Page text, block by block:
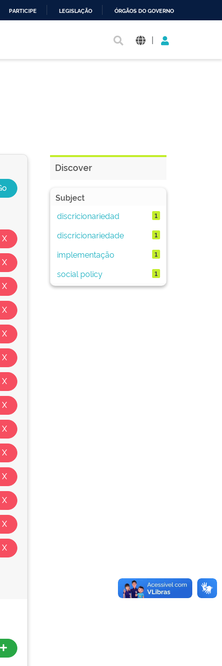
PARTICIPE LEGISLAÇÃO ÓRGÃOS DO GOVERNO
|
Discover
Subject
discricionariedad
1
discricionariedade 1
implementação 1
social policy 1